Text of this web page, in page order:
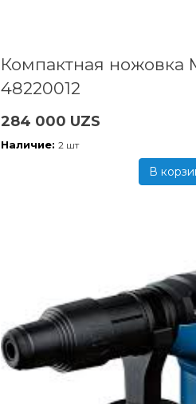
Компактная ножовка
48220012
284 000 UZS
Наличие: 2 шт
В